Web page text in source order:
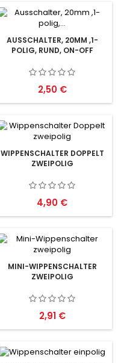
AUSSCHALTER, 20MM ,1-
POLIG, RUND, ON-OFF
Preis
2,50 €
WIPPENSCHALTER DOPPELT
ZWEIPOLIG
Preis
4,90 €
MINI-WIPPENSCHALTER
ZWEIPOLIG
Preis
2,91 €